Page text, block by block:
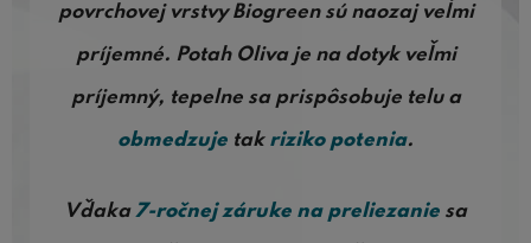
povrchovej vrstvy Biogreen sú naozaj veľmi
príjemné. Potah Oliva je na dotyk veľmi
príjemný, tepelne sa prispôsobuje telu a
obmedzuje tak riziko potenia.
Vďaka7-ročnej záruke na preliezanie sa